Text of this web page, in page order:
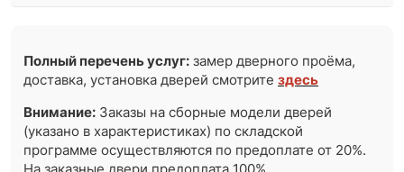
Полный перечень услуг: замер дверного проёма,
доставка, установка дверей смотритездесь
Внимание: Заказы на сборные модели дверей
(указано в характеристиках) по складской
программе осуществляются по предоплате от 20%.